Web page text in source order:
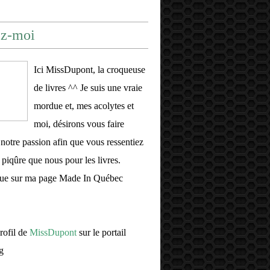
moi
Ici MissDupont, la croqueuse
de livres ^^ Je suis une vraie
mordue et, mes acolytes et
moi, désirons vous faire
passion afin que vous ressentiez
que nous pour les livres.
sur ma page Made In Québec
de MissDupont sur le portail